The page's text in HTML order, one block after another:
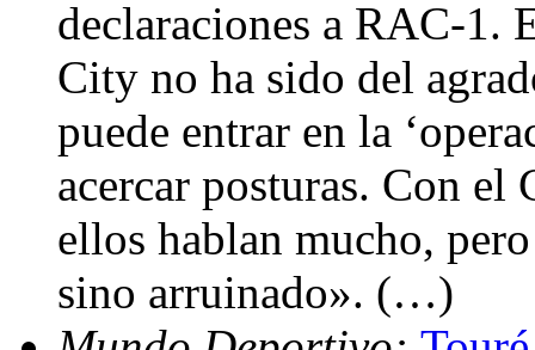
declaraciones a RAC-1.
City no ha sido del
puede entrar en la
acercar posturas. Con
ellos hablan mucho,
sino arruinado». (…)